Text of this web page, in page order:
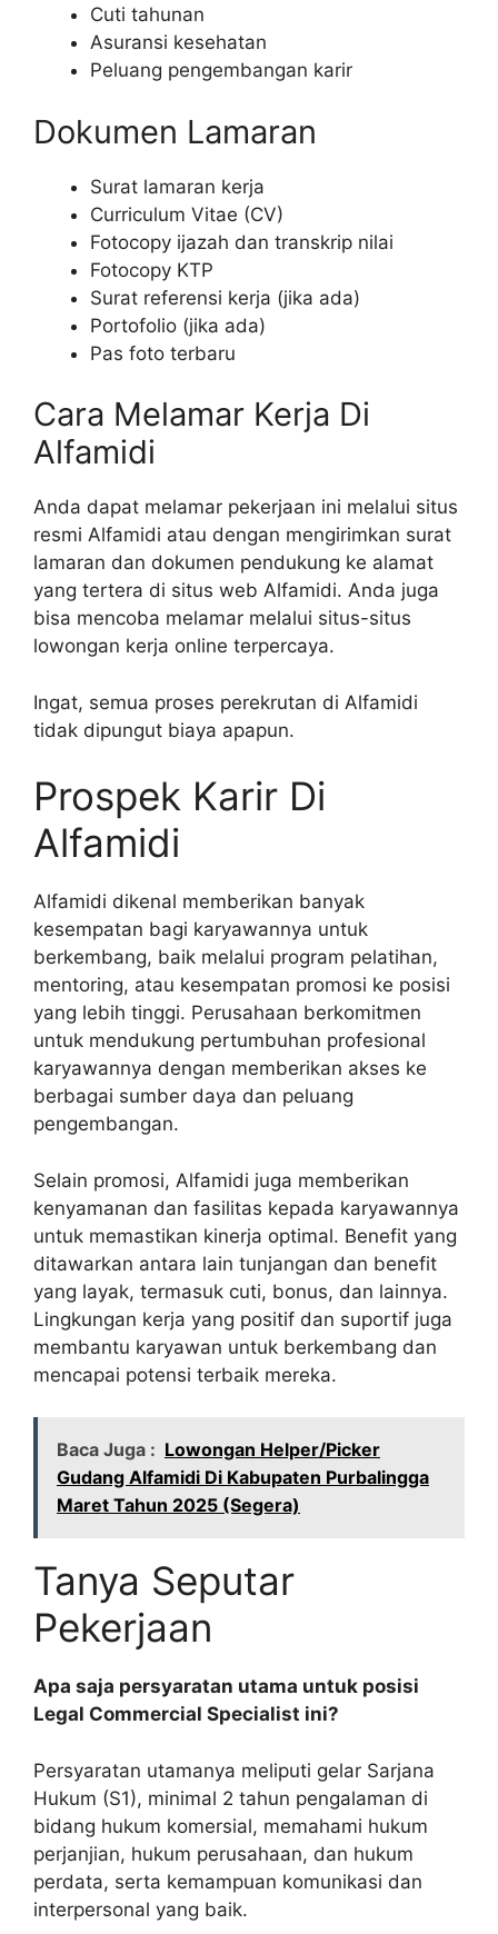
Cuti tahunan
Asuransi kesehatan
Peluang pengembangan karir
Dokumen Lamaran
Surat lamaran kerja
Curriculum Vitae (CV)
Fotocopy ijazah dan transkrip nilai
Fotocopy KTP
Surat referensi kerja (jika ada)
Portofolio (jika ada)
Pas foto terbaru
Cara Melamar Kerja Di
Alfamidi
Anda dapat melamar pekerjaan ini melalui situs
resmi Alfamidi atau dengan mengirimkan surat
lamaran dan dokumen pendukung ke alamat
yang tertera di situs web Alfamidi. Anda juga
bisa mencoba melamar melalui situs-situs
lowongan kerja online terpercaya.
Ingat, semua proses perekrutan di Alfamidi
tidak dipungut biaya apapun.
Prospek Karir Di
Alfamidi
Alfamidi dikenal memberikan banyak
kesempatan bagi karyawannya untuk
berkembang, baik melalui program pelatihan,
mentoring, atau kesempatan promosi ke posisi
yang lebih tinggi. Perusahaan berkomitmen
untuk mendukung pertumbuhan profesional
karyawannya dengan memberikan akses ke
berbagai sumber daya dan peluang
pengembangan.
Selain promosi, Alfamidi juga memberikan
kenyamanan dan fasilitas kepada karyawannya
untuk memastikan kinerja optimal. Benefit yang
ditawarkan antara lain tunjangan dan benefit
yang layak, termasuk cuti, bonus, dan lainnya.
Lingkungan kerja yang positif dan suportif juga
membantu karyawan untuk berkembang dan
mencapai potensi terbaik mereka.
Baca Juga : Lowongan Helper/Picker
Gudang Alfamidi Di Kabupaten Purbalingga
Maret Tahun 2025 (Segera)
Tanya Seputar
Pekerjaan
Apa saja persyaratan utama untuk posisi
Legal Commercial Specialist ini?
Persyaratan utamanya meliputi gelar Sarjana
Hukum (S1), minimal 2 tahun pengalaman di
bidang hukum komersial, memahami hukum
perjanjian, hukum perusahaan, dan hukum
perdata, serta kemampuan komunikasi dan
interpersonal yang baik.